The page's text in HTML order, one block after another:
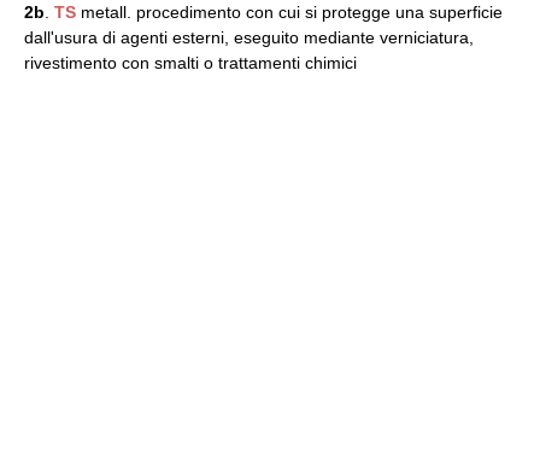
2b TS metall. procedimento con cui si protegge una superficie
dall'usura di agenti esterni, eseguito mediante verniciatura,
rivestimento con smalti o trattamenti chimici